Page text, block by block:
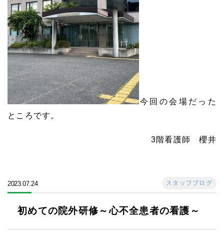
今回の会場だった
ところです。
3階看護師 櫻井
2023.07.24 スタッフブログ
初めての院外研修～心不全患者の看護～